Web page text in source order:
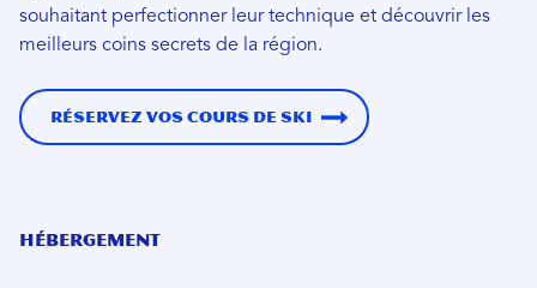
souhaitant perfectionner leur technique et découvrir les
meilleurs coins secrets de la région.
Réservez vos cours de ski
Hébergement